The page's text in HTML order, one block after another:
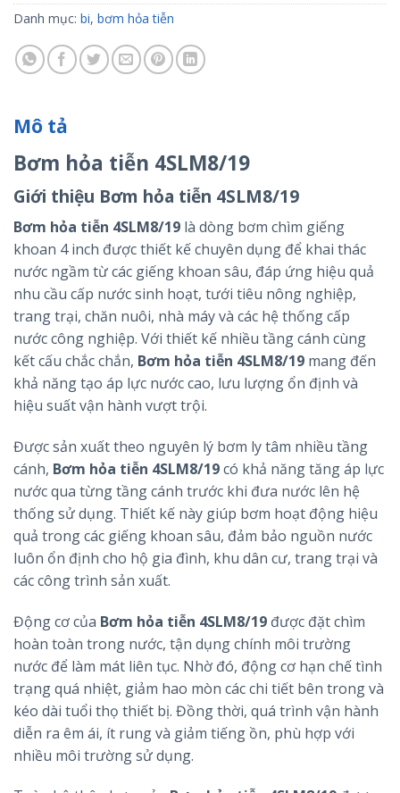
Danh mục: bi, bơm hỏa tiễn
Mô tả
Bơm hỏa tiễn 4SLM8/19
Giới thiệu Bơm hỏa tiễn 4SLM8/19
Bơm hỏa tiễn 4SLM8/19 là dòng bơm chìm giếng
khoan 4 inch được thiết kế chuyên dụng để khai thác
nước ngầm từ các giếng khoan sâu, đáp ứng hiệu quả
nhu cầu cấp nước sinh hoạt, tưới tiêu nông nghiệp,
trang trại, chăn nuôi, nhà máy và các hệ thống cấp
nước công nghiệp. Với thiết kế nhiều tầng cánh cùng
kết cấu chắc chắn, Bơm hỏa tiễn 4SLM8/19 mang đến
khả năng tạo áp lực nước cao, lưu lượng ổn định và
hiệu suất vận hành vượt trội.
Được sản xuất theo nguyên lý bơm ly tâm nhiều tầng
cánh, Bơm hỏa tiễn 4SLM8/19có khả năng tăng áp lực
nước qua từng tầng cánh trước khi đưa nước lên hệ
thống sử dụng. Thiết kế này giúp bơm hoạt động hiệu
quả trong các giếng khoan sâu, đảm bảo nguồn nước
luôn ổn định cho hộ gia đình, khu dân cư, trang trại và
các công trình sản xuất.
Động cơ của Bơm hỏa tiễn 4SLM8/19 được đặt chìm
hoàn toàn trong nước, tận dụng chính môi trường
nước để làm mát liên tục. Nhờ đó, động cơ hạn chế tình
trạng quá nhiệt, giảm hao mòn các chi tiết bên trong và
kéo dài tuổi thọ thiết bị. Đồng thời, quá trình vận hành
diễn ra êm ái, ít rung và giảm tiếng ồn, phù hợp với
nhiều môi trường sử dụng.